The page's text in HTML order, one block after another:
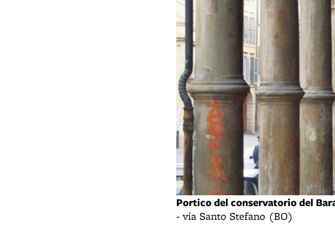
Portico del conservatorio del
- via Santo Stefano (BO)